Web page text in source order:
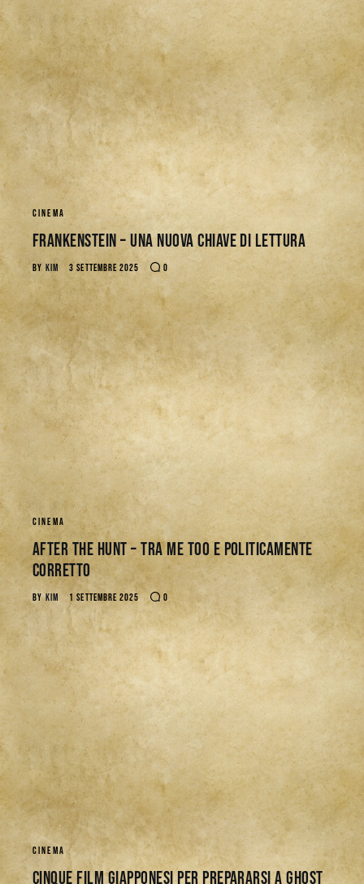
CINEMA
Frankenstein – Una nuova chiave di lettura
BY KIM 3 SETTEMBRE 2025 0
CINEMA
After The Hunt – Tra Me Too e politicamente
corretto
BY KIM 1 SETTEMBRE 2025 0
CINEMA
Cinque Film giapponesi per prepararsi a Ghost